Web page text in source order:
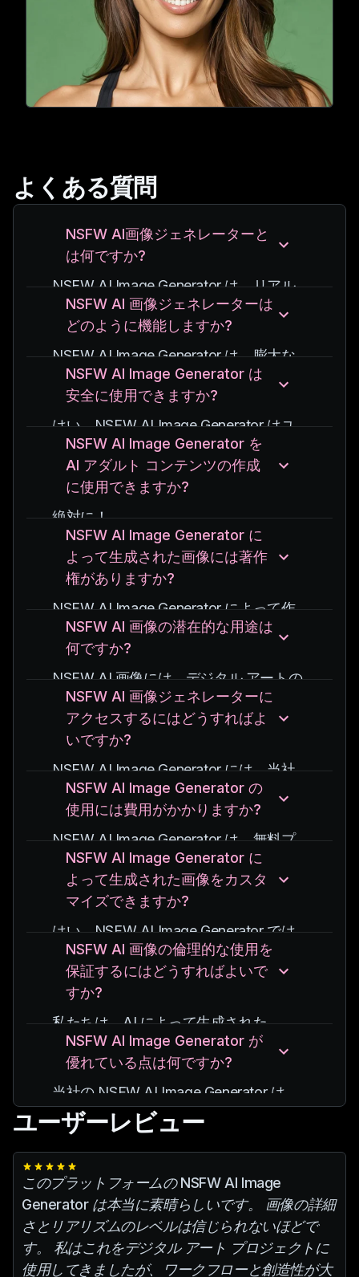
よくある質問
NSFW AI画像ジェネレーターと
は何ですか?
NSFW AI Image Generator は、リアル
な成人向け画像を作成する高度な人工知
能ツールです。
最先端の機械学習アルゴリズムを活用し
て、高品質でリアルなビジュアルを生成
します。
NSFW AI 画像ジェネレーターは
どのように機能しますか?
NSFW AI Image Generator は、膨大な
画像データセットでトレーニングされた
高度な深層学習モデルを使用します。
AI はパターンと特徴を分析すること
で、詳細かつリアルな NSFW 画像を生
成できます。
その背後にあるテクノロジーにより、AI
アダルト コンテンツの制作における高
い精度と創造性が保証されます。
NSFW AI Image Generator は
安全に使用できますか?
はい、NSFW AI Image Generator はユ
ーザーの安全を念頭に置いて設計されて
います。
私たちは、生成されたコンテンツが倫理
的であり、プライバシーが尊重されてい
ることを保証するために、厳格なガイド
ラインを遵守しています。
当社の AI モデルは、同意なしに実際の
人物の画像を使用することはなく、悪用
を防ぐための強力な保護手段を備えてい
ます。
NSFW AI Image Generator を
AI アダルト コンテンツの作成
に使用できますか?
絶対に！
NSFW AI Image Generator は、芸術的
なアダルト画像の作成に最適です。
インスピレーションを求めているアーテ
ィストであっても、AI アダルト コンテ
ンツのコレクターであっても、このツー
ルは素晴らしいビジュアルを探索し作成
するための無限の可能性を提供します。
NSFW AI Image Generator に
よって生成された画像には著作
権がありますか?
NSFW AI Image Generator によって作
成された画像は、通常、個人プロジェク
トに無料で使用できます。
ただし、商用利用の場合は、著作権と使
用権に関する特定の利用規約を確認する
ことが重要です。
NSFW AI 画像の潜在的な用途は
何ですか?
NSFW AI 画像には、デジタル アートの
作成、成人向けエンターテイメントのビ
ジュアル コンテンツ、美術や解剖学の
研究における教育目的など、さまざまな
用途があります。
仮想現実環境や AI 研究でも使用できま
す。
NSFW AI 画像ジェネレーターに
アクセスするにはどうすればよ
いですか?
NSFW AI Image Generator には、当社
Web サイトからアクセスできます。
サインアップして指示に従い、NSFW
AI イメージの作成を開始するだけで
す。
私たちのプラットフォームはユーザーフ
レンドリーで、初心者と上級ユーザーの
す。
NSFW AI Image Generator の
使用には費用がかかりますか?
NSFW AI Image Generator は、無料プ
ランとプレミアム プランの両方を提供
します。
無料プランではジェネレーターへのアク
セスが制限されていますが、プレミアム
プランでは追加機能、高解像度画像、優
先サポートが提供されます。
NSFW AI Image Generator に
よって生成された画像をカスタ
マイズできますか?
はい、NSFW AI Image Generator では
高度なカスタマイズが可能です。
スタイル、ポーズ、芸術的要素などのさ
まざまなパラメーターを指定して、生成
される NSFW 画像を好みに合わせて調
整できます。
NSFW AI 画像の倫理的な使用を
保証するにはどうすればよいで
すか?
私たちは、AI によって生成された
NSFW 画像の倫理的な使用を強く主張
します。
常にプライバシーを尊重し、実在の人物
の肖像を使用する場合は必要な許可を取
得し、有害または攻撃的な可能性のある
コンテンツの作成を避けてください。
当社のプラットフォームは、ユーザーが
倫理基準を遵守するのに役立つガイドラ
インとツールを提供します。
NSFW AI Image Generator が
優れている点は何ですか?
当社の NSFW AI Image Generator は、
高品質の出力、ユーザーフレンドリーな
インターフェイス、および堅牢な倫理ガ
イドラインにより際立っています。
当社は機械学習の最新の進歩を組み込む
ために AI モデルを継続的に更新し、ユ
ーザーが AI アダルト コンテンツを作成
するための最適なツールに確実にアクセ
スできるようにします。
ユーザーレビュー
このプラットフォームの NSFW AI Image
Generator は本当に素晴らしいです。 画像の詳細
さとリアリズムのレベルは信じられないほどで
す。 私はこれをデジタル アート プロジェクトに
使用してきましたが、ワークフローと創造性が大